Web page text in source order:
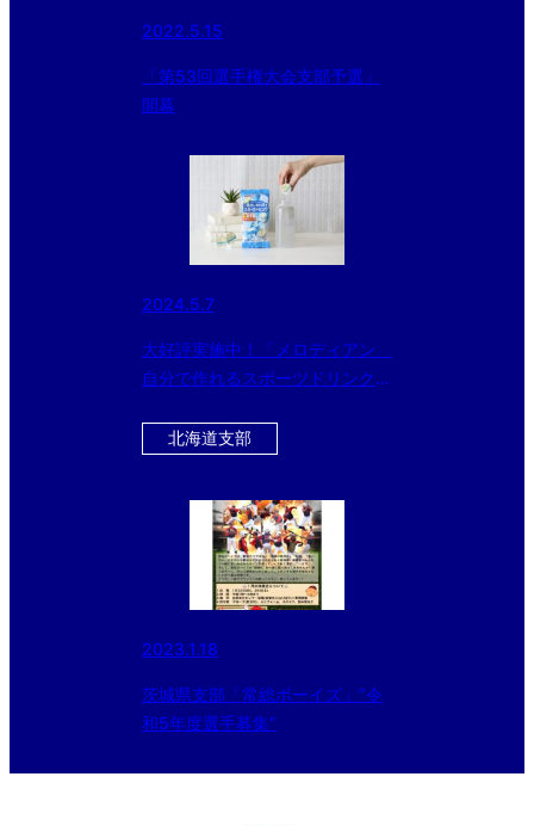
2022.5.15
「第53回選手権大会支部予選」
開幕
2024.5.7
大好評実施中！「メロディアン
自分で作れるスポーツドリンク」
ス！！ 今ならさらに黒酢ドリン
北海道支部
2023.1.18
茨城県支部「常総ボーイズ」”令
和5年度選手募集”